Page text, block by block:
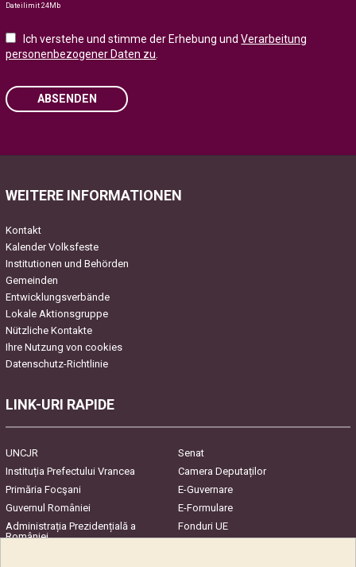
Dateilimit 24Mb
Ich verstehe und stimme der Erhebung undVerarbeitung
personenbezogener Daten zu
ABSENDEN
WEITERE INFORMATIONEN
Kontakt
Kalender Volksfeste
Institutionen und Behörden
Gemeinden
Entwicklungsverbände
Lokale Aktionsgruppe
Nützliche Kontakte
Ihre Nutzung von cookies
Datenschutz-Richtlinie
LINK-URI RAPIDE
UNCJR
Senat
Instituția Prefectului Vrancea
Camera Deputaților
Primăria Focşani
E-Guvernare
Guvernul României
E-Formulare
Administrația Prezidențială a
României
Fonduri UE